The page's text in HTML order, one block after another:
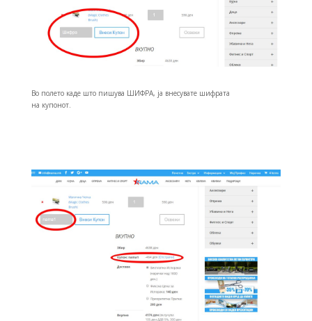
Во полето каде што пишува ШИФРА, ја внесувате шифрата
на купонот.